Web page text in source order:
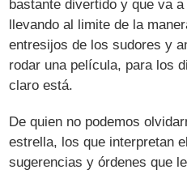
bastante divertido y que va
llevando al limite de la
entresijos de los sudores y
rodar una película, para los
claro está.
De quien no podemos
estrella, los que interpretan
sugerencias y órdenes que